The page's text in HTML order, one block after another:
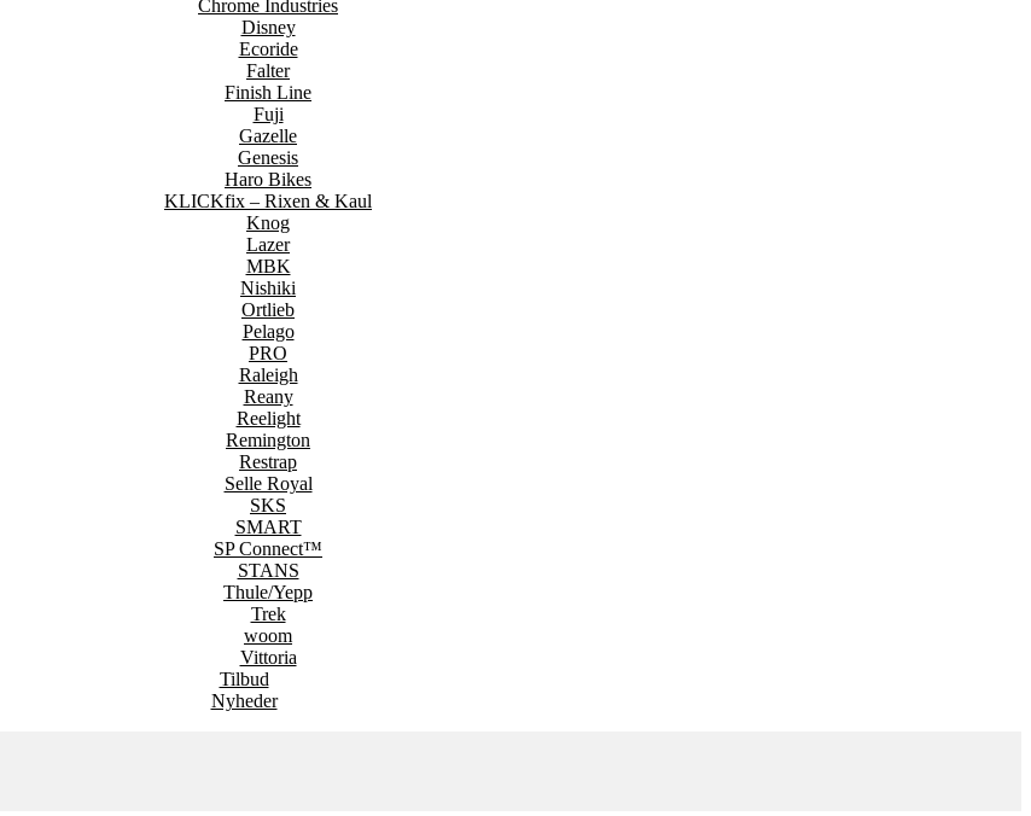
Chrome Industries
Disney
Ecoride
Falter
Finish Line
Fuji
Gazelle
Genesis
Haro Bikes
KLICKfix – Rixen & Kaul
Knog
Lazer
MBK
Nishiki
Ortlieb
Pelago
PRO
Raleigh
Reany
Reelight
Remington
Restrap
Selle Royal
SKS
SMART
SP Connect™
STANS
Thule/Yepp
Trek
woom
Vittoria
Tilbud
Nyheder